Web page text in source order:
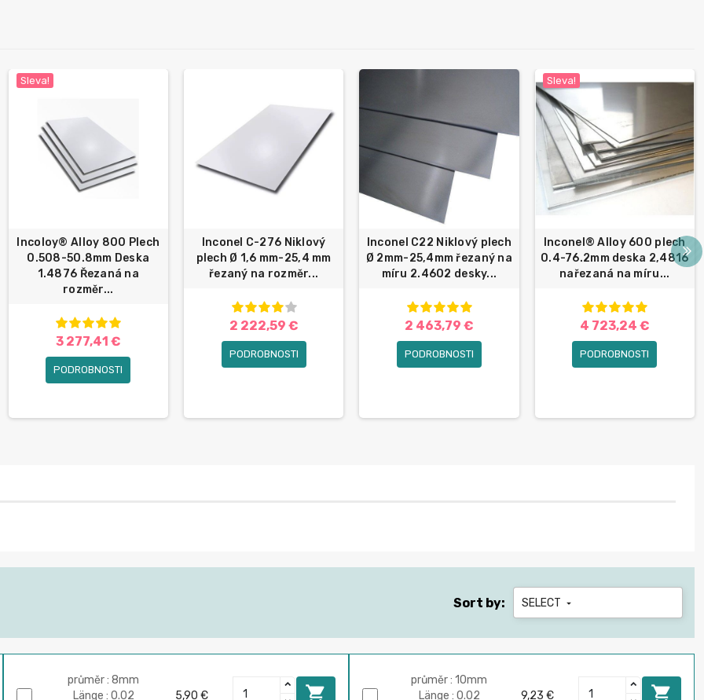
Sleva!
Incoloy® Alloy 800 Plech
0.508-50.8mm Deska
1.4876 Řezaná na
rozměr...
3 277,41 €
PODROBNOSTI
Inconel C-276 Niklový
plech Ø 1,6 mm-25,4 mm
řezaný na rozměr...
2 222,59 €
PODROBNOSTI
Inconel C22 Niklový plech
Ø 2mm-25,4mm řezaný na
míru 2.4602 desky...
2 463,79 €
PODROBNOSTI
Sleva!
Inconel® Alloy 600 plech
0.4-76.2mm deska 2,4816
nařezaná na míru...
4 723,24 €
PODROBNOSTI
Sort by: SELECT 
průměr : 8mm
Länge : 0.02
5,90 € 
průměr : 10mm
Länge : 0.02
9,23 € 